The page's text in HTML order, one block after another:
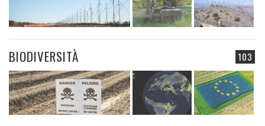
103
BIODIVERSITÀ